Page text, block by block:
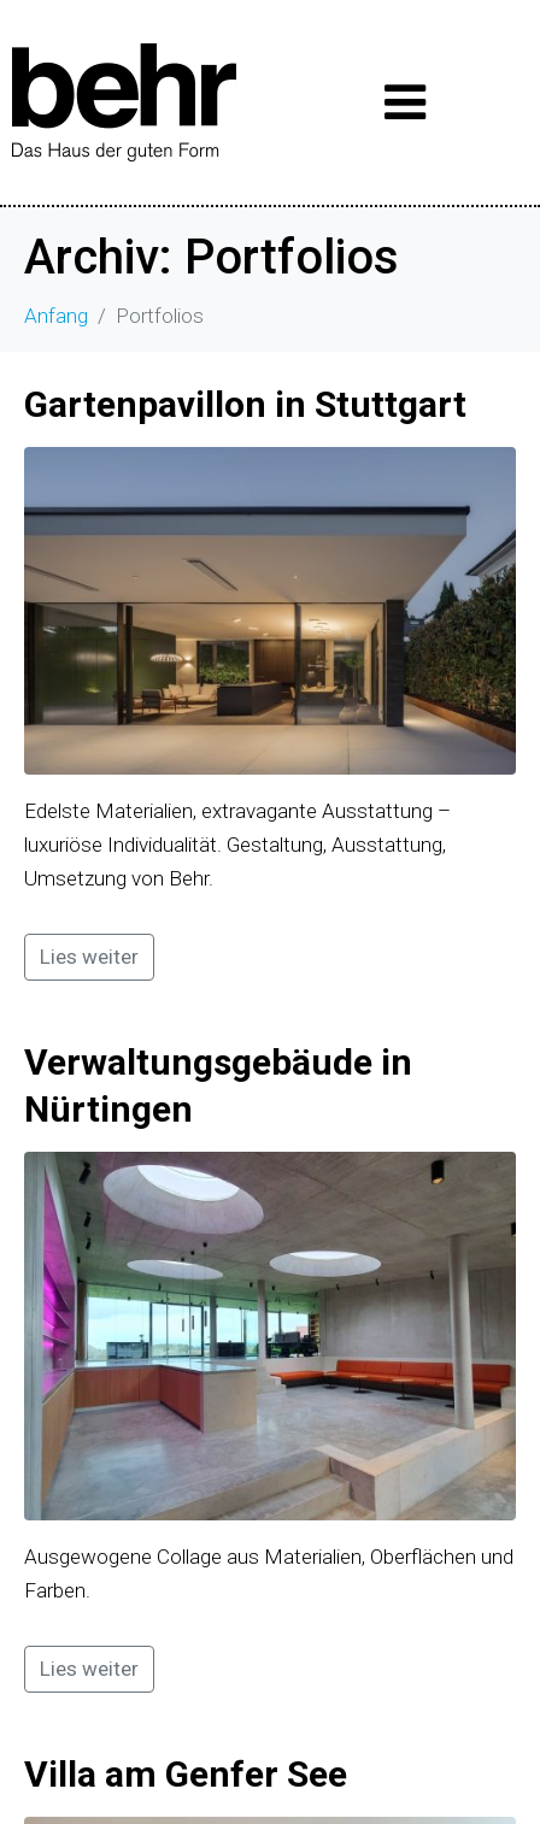
Archiv: Portfolios
Anfang Portfolios
Gartenpavillon in Stuttgart
Edelste Materialien, extravagante Ausstattung –
luxuriöse Individualität. Gestaltung, Ausstattung,
Umsetzung von Behr.
Lies weiter
Verwaltungsgebäude in
Nürtingen
Ausgewogene Collage aus Materialien, Oberflächen und
Farben.
Lies weiter
Villa am Genfer See